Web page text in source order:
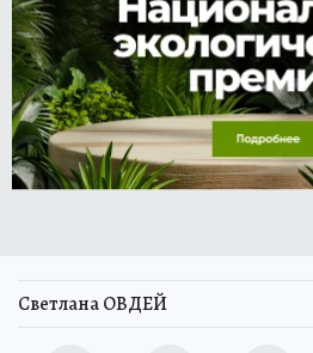
Светлана ОВДЕЙ